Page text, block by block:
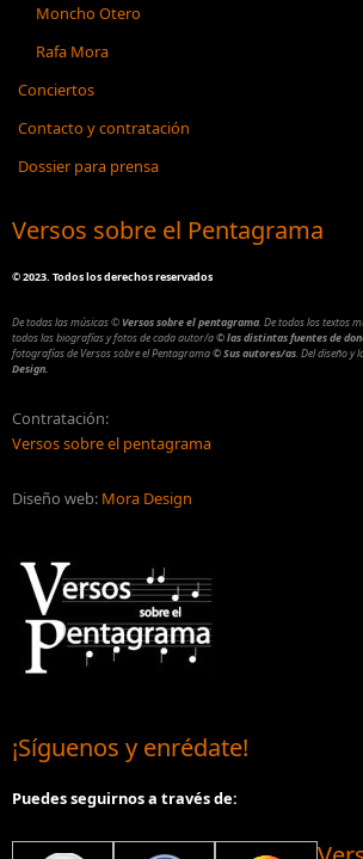
Moncho Otero
Rafa Mora
Conciertos
Contacto y contratación
Dossier para prensa
Versos sobre el Pentagrama
©2023. Todos los derechos reservados
De todas las músicas© Versos sobre el pentagrama. De todos los textos
todos las biografías y fotos de cada autor/a© las distintas fuentes de
fotografías de Versos sobre el Pentagrama© Sus autores/as. Del diseño y
Design.
Contratación:
Versos sobre el pentagrama
Diseño web: Mora Design
¡Síguenos y enrédate!
Puedes seguirnos a través de: